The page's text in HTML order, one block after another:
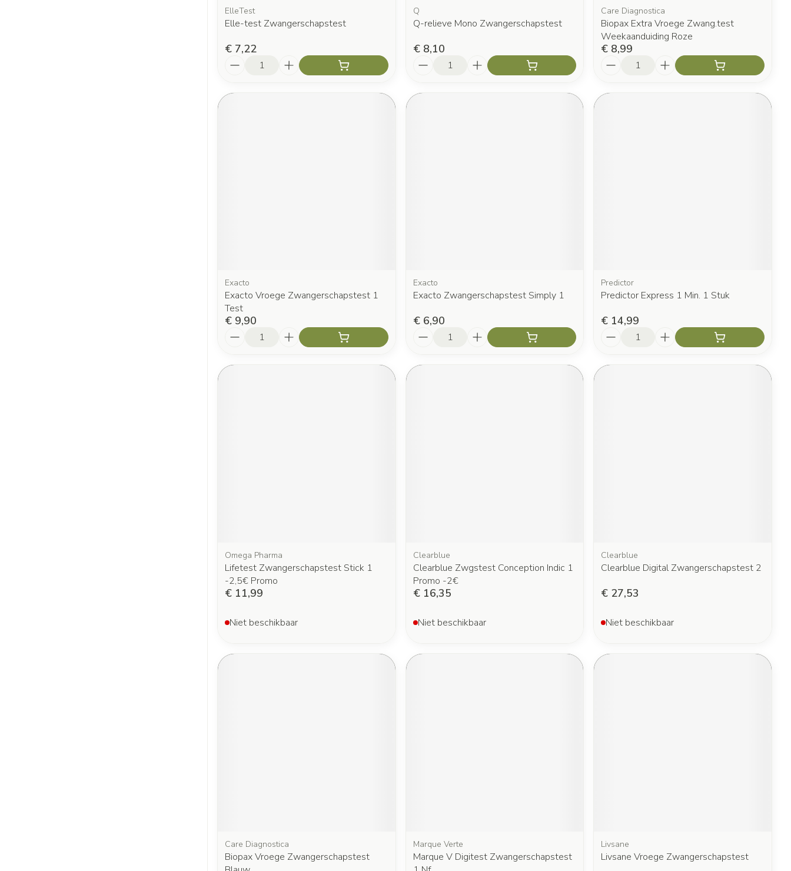
ElleTest
Elle-test Zwangerschapstest
€ 7,22
Q
Q-relieve Mono Zwangerschapstest
€ 8,10
Care Diagnostica
Biopax Extra Vroege Zwang.test
Weekaanduiding Roze
€ 8,99
Exacto
Exacto Vroege Zwangerschapstest 1
Test
€ 9,90
Exacto
Exacto Zwangerschapstest Simply 1
€ 6,90
Predictor
Predictor Express 1 Min. 1 Stuk
€ 14,99
Omega Pharma
Lifetest Zwangerschapstest Stick 1
-2,5€ Promo
€ 11,99
Niet beschikbaar
Clearblue
Clearblue Zwgstest Conception Indic 1
Promo -2€
€ 16,35
Niet beschikbaar
Clearblue
Clearblue Digital Zwangerschapstest 2
€ 27,53
Niet beschikbaar
Care Diagnostica
Biopax Vroege Zwangerschapstest
Marque Verte
Marque V Digitest Zwangerschapstest
Livsane
Livsane Vroege Zwangerschapstest